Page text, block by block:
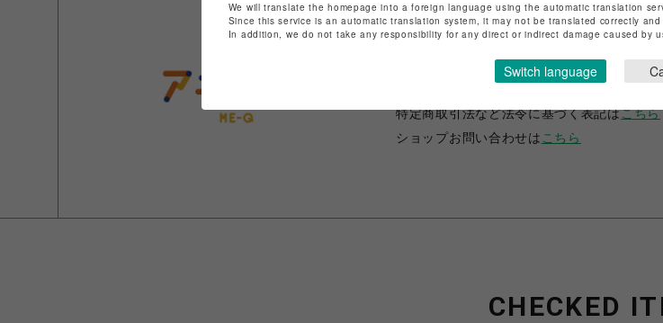
POP-UP SHOP
特定商取引法など法令に基づく表記はこちら
ショップお問い合わせは こちら
CHECKED
We will translate the homepage into a foreign language using the automatic translation
Since this service is an automatic translation system, it may not be translated correctly
In addition, we do not take any responsibility for any direct or indirect damage caused by
Switch language